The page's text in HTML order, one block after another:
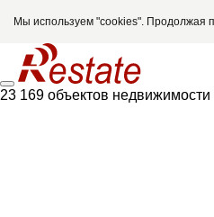
Мы используем "cookies". Продолжая
23 169 объектов недвижимости